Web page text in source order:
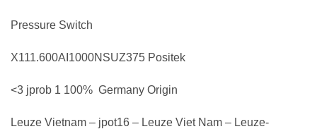
Pressure Switch
X111.600AI1000NSUZ375 Positek
<3 jprob 1 100% Germany Origin
Leuze Vietnam – jpot16 – Leuze Viet Nam – Leuze-